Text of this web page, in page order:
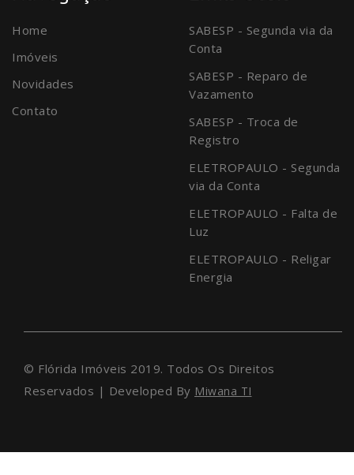
Home
Imóveis
Novidades
Contato
SABESP - Segunda via da
Conta
SABESP - Reparo de
Vazamento
SABESP - Troca de
Registro
ELETROPAULO - Segunda
via da Conta
ELETROPAULO - Falta de
Luz
ELETROPAULO - Religar
Energia
© Flórida Imóveis 2019. Todos Os Direitos
Reservados | Developed By Miwana TI